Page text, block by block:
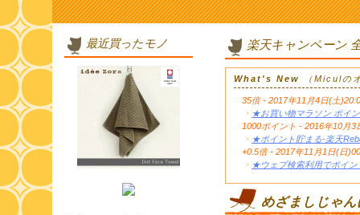
楽天キャンペーン
What's New （Miculの
35倍 - 2017年11月4日(土
・ ★お買い物マラソン ポイ
1000ポイント - 2016年10月
・ ★ポイント貯まる-楽天
+0.5倍 - 2017年11月1日(日
・ ★ウェブ検索利用でポイン
めざましじゃ
最近買ったモノ